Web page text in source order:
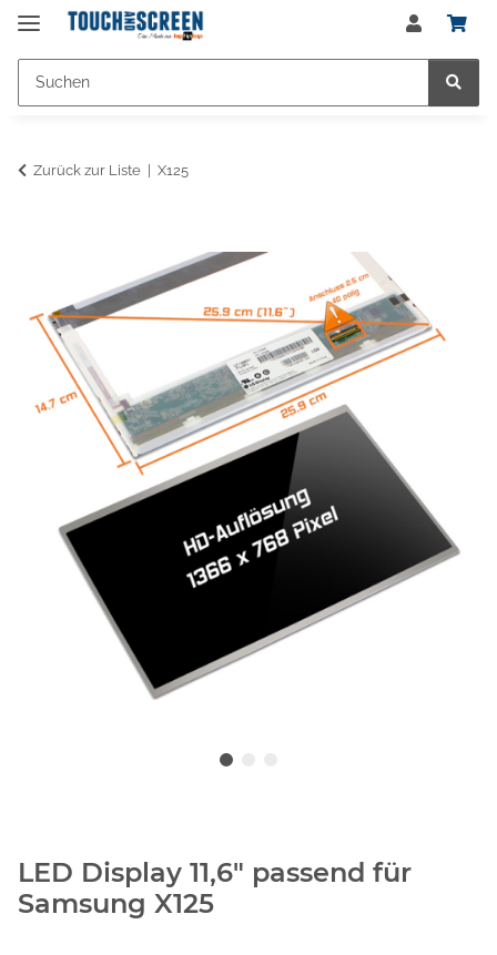
Zurück zur Liste X125
LED Display 11,6" passend für
Samsung X125